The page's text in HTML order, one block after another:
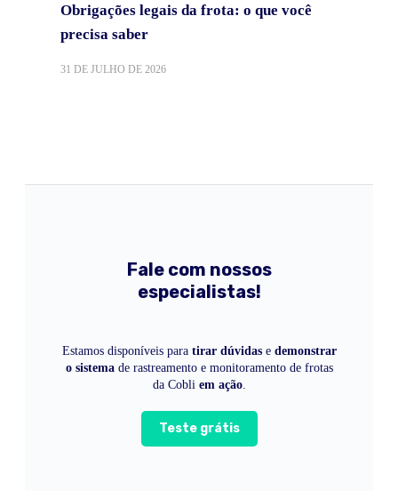
Obrigações legais da frota: o que você
precisa saber
31 DE JULHO DE 2026
Fale com nossos
especialistas!
Estamos disponíveis para tirar dúvidase demonstrar
o sistemade rastreamento e monitoramento de frotas
da Cobli em ação.
Teste grátis